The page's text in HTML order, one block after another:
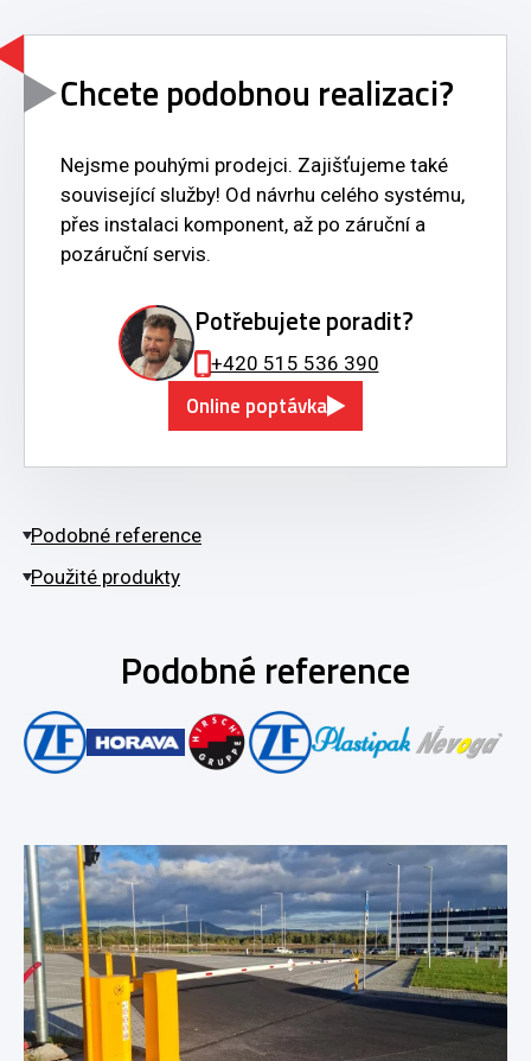
Chcete podobnou realizaci?
Nejsme pouhými prodejci. Zajišťujeme také
související služby! Od návrhu celého systému,
přes instalaci komponent, až po záruční a
pozáruční servis.
Potřebujete poradit?
+420 515 536 390
Online poptávka
Podobné reference
Použité produkty
Podobné reference